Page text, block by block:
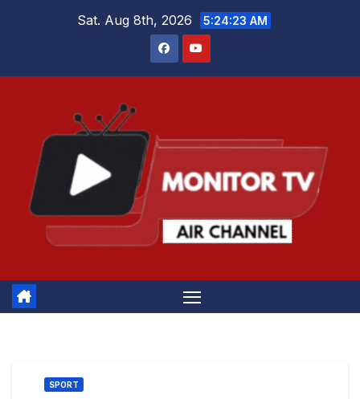
Sat. Aug 8th, 2026 5:24:24 AM
SPORT